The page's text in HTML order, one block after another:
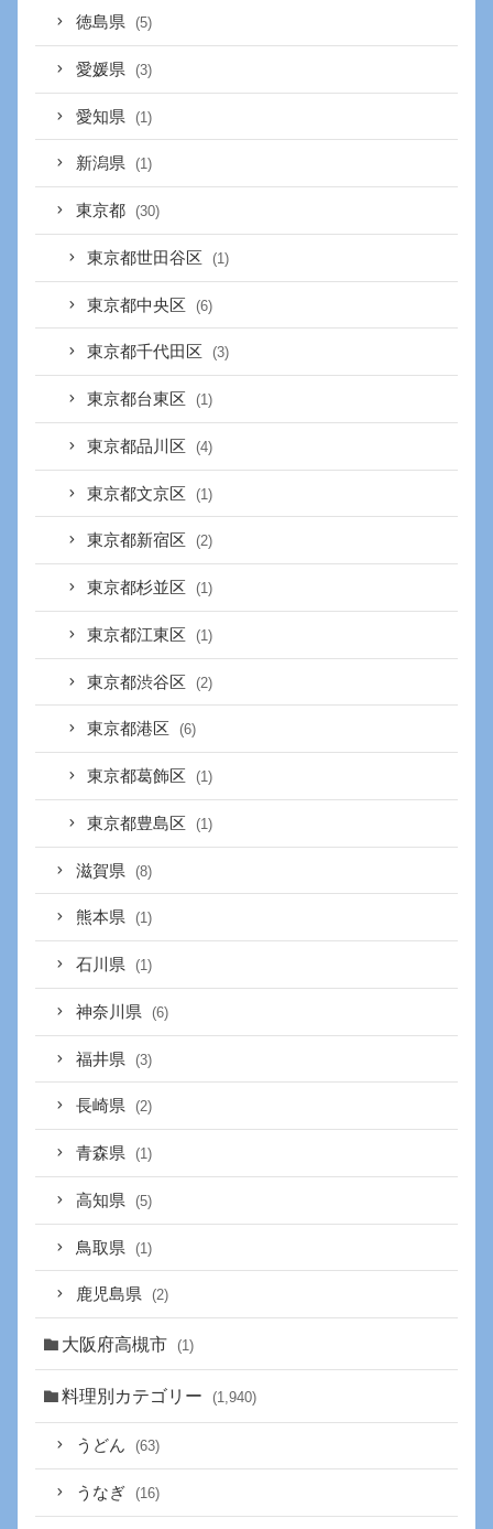
徳島県 (5)
愛媛県 (3)
愛知県 (1)
新潟県 (1)
東京都 (30)
東京都世田谷区 (1)
東京都中央区 (6)
東京都千代田区 (3)
東京都台東区 (1)
東京都品川区 (4)
東京都文京区 (1)
東京都新宿区 (2)
東京都杉並区 (1)
東京都江東区 (1)
東京都渋谷区 (2)
東京都港区 (6)
東京都葛飾区 (1)
東京都豊島区 (1)
滋賀県 (8)
熊本県 (1)
石川県 (1)
神奈川県 (6)
福井県 (3)
長崎県 (2)
青森県 (1)
高知県 (5)
鳥取県 (1)
鹿児島県 (2)
大阪府高槻市 (1)
料理別カテゴリー (1,940)
うどん (63)
うなぎ (16)